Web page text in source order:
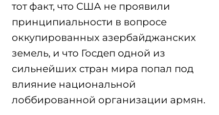
тот факт, что США не проявили
принципиальности в вопросе
оккупированных азербайджанских
земель, и что Госдеп одной из
сильнейших стран мира попал под
влияние национальной
лоббированной организации армян.